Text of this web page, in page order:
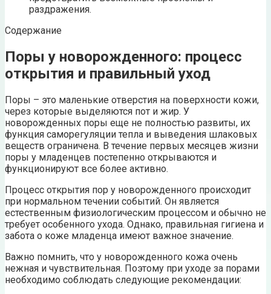
раздражения.
Содержание
Поры у новорожденного: процесс
открытия и правильный уход
Поры – это маленькие отверстия на поверхности кожи,
через которые выделяются пот и жир. У
новорожденных поры еще не полностью развиты, их
функция саморегуляции тепла и выведения шлаковых
веществ ограничена. В течение первых месяцев жизни
поры у младенцев постепенно открываются и
функционируют все более активно.
Процесс открытия пор у новорожденного происходит
при нормальном течении событий. Он является
естественным физиологическим процессом и обычно не
требует особенного ухода. Однако, правильная гигиена и
забота о коже младенца имеют важное значение.
Важно помнить, что у новорожденного кожа очень
нежная и чувствительная. Поэтому при уходе за порами
необходимо соблюдать следующие рекомендации: